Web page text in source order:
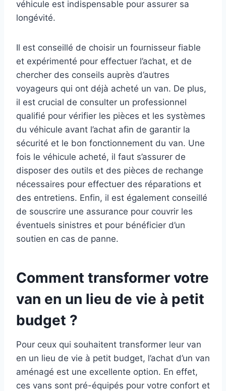
véhicule est indispensable pour assurer sa
longévité.
Il est conseillé de choisir un fournisseur fiable
et expérimenté pour effectuer l’achat, et de
chercher des conseils auprès d’autres
voyageurs qui ont déjà acheté un van. De plus,
il est crucial de consulter un professionnel
qualifié pour vérifier les pièces et les systèmes
du véhicule avant l’achat afin de garantir la
sécurité et le bon fonctionnement du van. Une
fois le véhicule acheté, il faut s’assurer de
disposer des outils et des pièces de rechange
nécessaires pour effectuer des réparations et
des entretiens. Enfin, il est également conseillé
de souscrire une assurance pour couvrir les
éventuels sinistres et pour bénéficier d’un
soutien en cas de panne.
Comment transformer votre
van en un lieu de vie à petit
budget ?
Pour ceux qui souhaitent transformer leur van
en un lieu de vie à petit budget, l’achat d’un van
aménagé est une excellente option. En effet,
ces vans sont pré-équipés pour votre confort et